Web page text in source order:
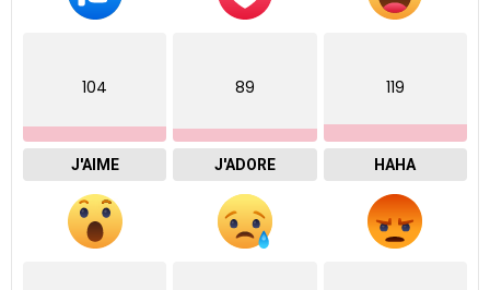
104
J'AIME
89
J'ADORE
119
HAHA